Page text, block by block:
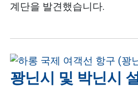
계단을 발견했습니다.
꽝닌시 및 박닌시